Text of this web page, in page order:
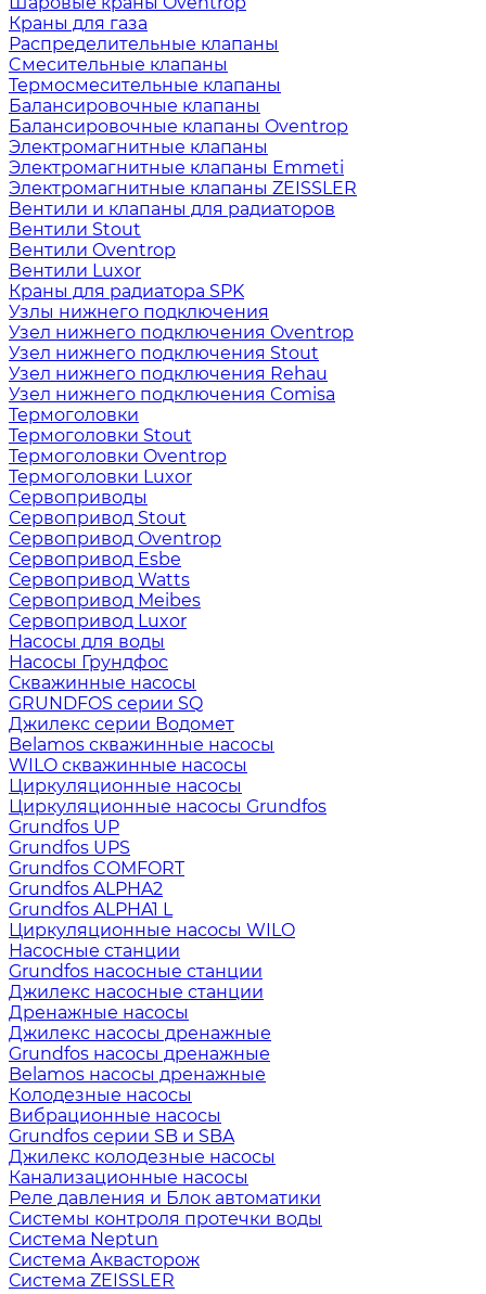
Краны для газа
Распределительные клапаны
Cмесительные клапаны
Термосмесительные клапаны
Балансировочные клапаны
Балансировочные клапаны Oventrop
Электромагнитные клапаны
Электромагнитные клапаны Emmeti
Электромагнитные клапаны ZEISSLER
Вентили и клапаны для радиаторов
Вентили Stout
Вентили Oventrop
Вентили Luxor
Краны для радиатора SPK
Узлы нижнего подключения
Узел нижнего подключения Oventrop
Узел нижнего подключения Stout
Узел нижнего подключения Rehau
Узел нижнего подключения Comisa
Термоголовки
Термоголовки Stout
Термоголовки Oventrop
Термоголовки Luxor
Сервоприводы
Сервопривод Stout
Сервопривод Oventrop
Сервопривод Esbe
Сервопривод Watts
Сервопривод Meibes
Сервопривод Luxor
Насосы для воды
Насосы Грундфос
Скважинные насосы
GRUNDFOS серии SQ
Джилекс серии Водомет
Belamos скважинные насосы
WILO скважинные насосы
Циркуляционные насосы
Циркуляционные насосы Grundfos
Grundfos UP
Grundfos UPS
Grundfos COMFORT
Grundfos ALPHA2
Grundfos ALPHA1 L
Циркуляционные насосы WILO
Насосные станции
Grundfos насосные станции
Джилекс насосные станции
Дренажные насосы
Джилекс насосы дренажные
Grundfos насосы дренажные
Belamos насосы дренажные
Колодезные насосы
Вибрационные насосы
Grundfos серии SB и SBA
Джилекс колодезные насосы
Канализационные насосы
Реле давления и Блок автоматики
Системы контроля протечки воды
Система Neptun
Система Аквасторож
Система ZEISSLER